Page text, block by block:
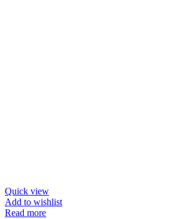
Quick view
Add to wishlist
Read more